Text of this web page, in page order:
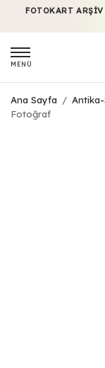
FOTOKART ARŞIV
MENÜ
Ana Sayfa /
Fotoğraf